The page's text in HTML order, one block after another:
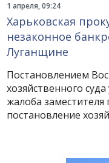
1 апреля, 09:24
Харьковская
незаконное
Луганщине
Постановлением
хозяйственного
жалоба заместителя
постановление